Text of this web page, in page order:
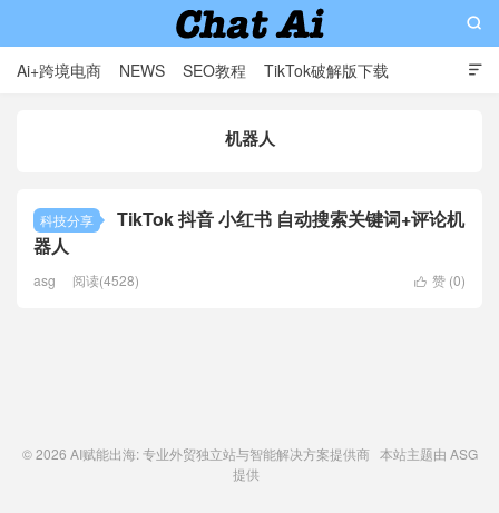

Ai+跨境电商 NEWS SEO教程 TikTok破解版下载

机器人
科技分享
TikTok 抖音 小红书 自动搜索关键词+评论机
器人
 赞 (0)
asg 阅读(4528)
© 2026 AI赋能出海: 专业外贸独立站与智能解决方案提供商本站主题由 ASG
提供